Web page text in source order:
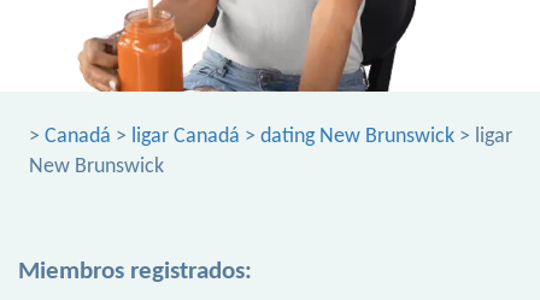
> Canadá > ligar Canadá > dating New Brunswick > ligar
New Brunswick
Miembros registrados: